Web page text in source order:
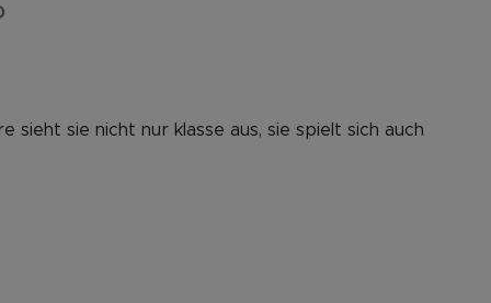
sieht sie nicht nur klasse aus, sie spielt sich auch